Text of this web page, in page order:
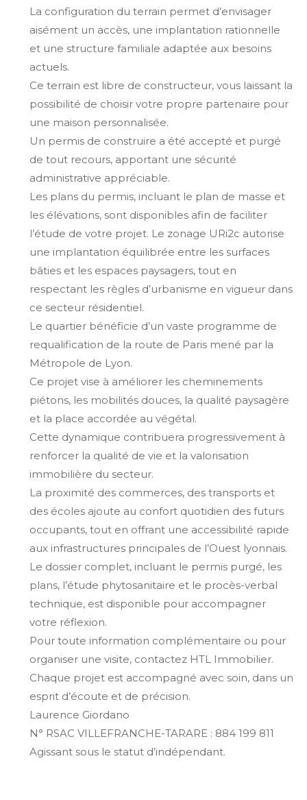
La configuration du terrain permet d’envisager
aisément un accès, une implantation rationnelle
et une structure familiale adaptée aux besoins
actuels.
Ce terrain est libre de constructeur, vous laissant la
possibilité de choisir votre propre partenaire pour
une maison personnalisée.
Un permis de construire a été accepté et purgé
de tout recours, apportant une sécurité
administrative appréciable.
Les plans du permis, incluant le plan de masse et
les élévations, sont disponibles afin de faciliter
l’étude de votre projet. Le zonage URi2c autorise
une implantation équilibrée entre les surfaces
bâties et les espaces paysagers, tout en
respectant les règles d’urbanisme en vigueur dans
ce secteur résidentiel.
Le quartier bénéficie d’un vaste programme de
requalification de la route de Paris mené par la
Métropole de Lyon.
Ce projet vise à améliorer les cheminements
piétons, les mobilités douces, la qualité paysagère
et la place accordée au végétal.
Cette dynamique contribuera progressivement à
renforcer la qualité de vie et la valorisation
immobilière du secteur.
La proximité des commerces, des transports et
des écoles ajoute au confort quotidien des futurs
occupants, tout en offrant une accessibilité rapide
aux infrastructures principales de l’Ouest lyonnais.
Le dossier complet, incluant le permis purgé, les
plans, l’étude phytosanitaire et le procès-verbal
technique, est disponible pour accompagner
votre réflexion.
Pour toute information complémentaire ou pour
organiser une visite, contactez HTL Immobilier.
Chaque projet est accompagné avec soin, dans un
esprit d’écoute et de précision.
Laurence Giordano
N° RSAC VILLEFRANCHE-TARARE : 884 199 811
Agissant sous le statut d’indépendant.